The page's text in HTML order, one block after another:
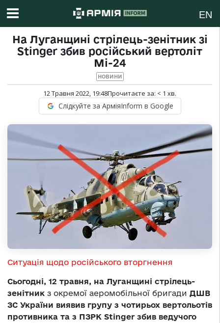
EN
На Луганщині стрілець-зенітник зі
Stinger збив російський вертоліт
Мі-24
НОВИНИ
12 Травня 2022, 19:48Прочитаєте за: < 1 хв.
Слідкуйте за АрміяInform в Google
Ситуація щодо російського вторгнення
Сьогодні, 12 травня, на Луганщині стрілець-
зенітник з окремої аеромобільної бригади ДШВ
ЗС України виявив групу з чотирьох вертольотів
противника та з ПЗРК Stinger збив ведучого